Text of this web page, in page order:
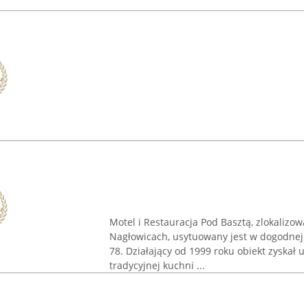
Motel i Restauracja Pod Basztą,
Nagłowicach, usytuowany jest w
78. Działający od 1999 roku obiekt
tradycyjnej kuchni ...